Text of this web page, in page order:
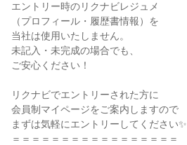
エントリー時のリクナビレジュメ
（プロフィール・履歴書情報）を
当社は使用いたしません。
未記入・未完成の場合でも、
ご安心ください！
リクナビでエントリーされた方に
会員制マイページをご案内しますので
まずは気軽にエントリーしてください✨
＝＝＝＝＝＝＝＝＝＝＝＝＝＝＝＝＝